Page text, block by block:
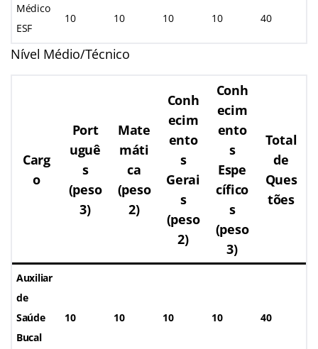
Médico
ESF
10 10 10 10 40
Nível Médio/Técnico
Carg
o
Port
uguê
s
(peso
3)
Mate
máti
ca
(peso
2)
Conh
ecim
ento
s
Gerai
s
(peso
2)
Conh
ecim
ento
s
Espe
cífico
s
(peso
3)
Total
de
Ques
tões
Auxiliar
de
Saúde
Bucal
10 10 10 10 40